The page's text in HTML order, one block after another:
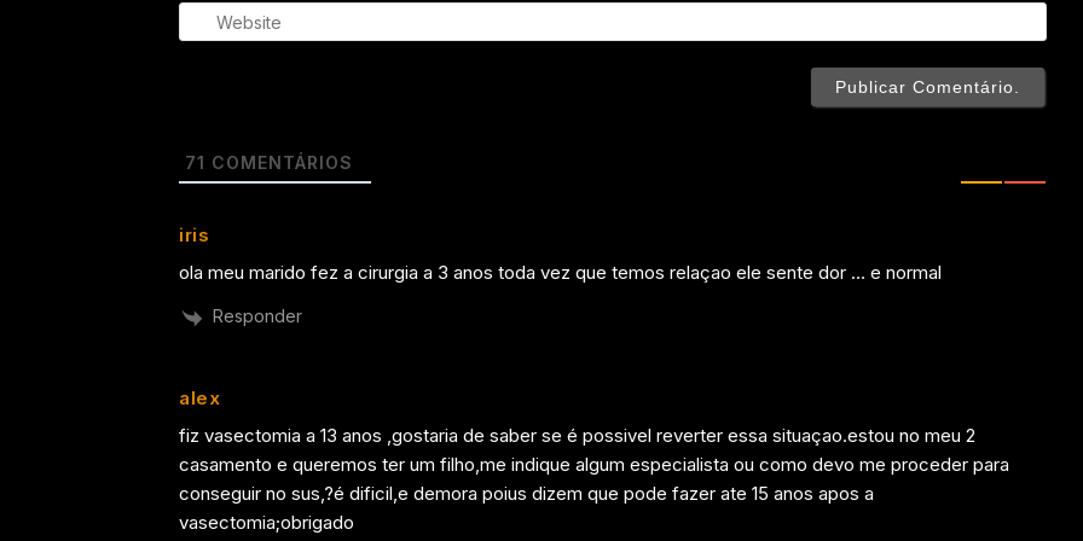
71 COMENTÁRIOS
iris
ola meu marido fez a cirurgia a 3 anos toda vez que temos relaçao ele sente dor … e normal
Responder
alex
fiz vasectomia a 13 anos ,gostaria de saber se é possivel reverter essa situaçao.estou no meu 2
casamento e queremos ter um filho,me indique algum especialista ou como devo me proceder para
conseguir no sus,?é dificil,e demora poius dizem que pode fazer ate 15 anos apos a
vasectomia;obrigado